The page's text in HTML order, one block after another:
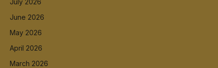
June 2026
May 2026
April 2026
March 2026